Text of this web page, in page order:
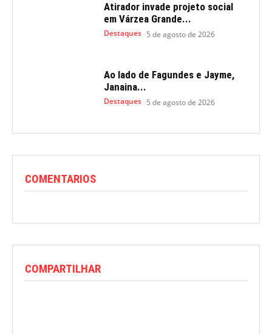
Atirador invade projeto social
em Várzea Grande...
Destaques 5 de agosto de 2026
Ao lado de Fagundes e Jayme,
Janaina...
Destaques 5 de agosto de 2026
COMENTARIOS
COMPARTILHAR